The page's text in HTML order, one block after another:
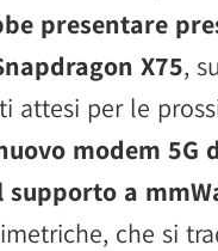
presentare
X75,
attesi per le
modem 5G
a
che si